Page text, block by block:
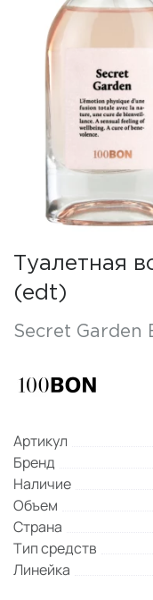
Туалетная
(edt)
Secret Garden
Артикул
Бренд
Наличие
Объем
Страна
Тип средств
Линейка